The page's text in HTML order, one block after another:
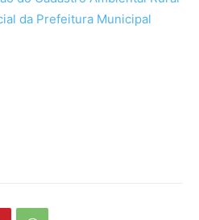
da Prefeitura Municipal